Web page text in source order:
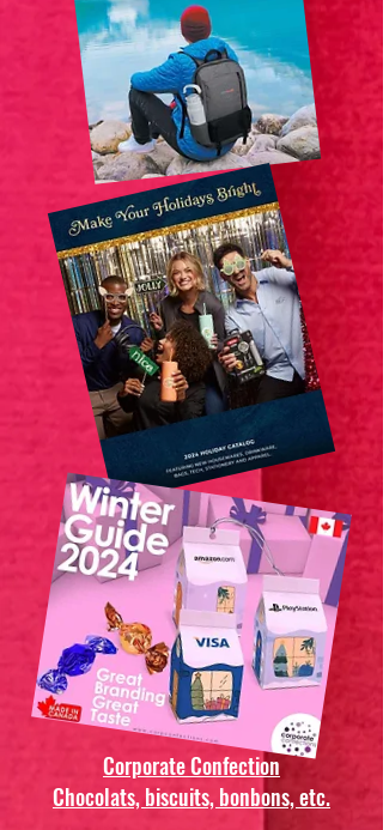
Corporate Confection
Chocolats, biscuits, bonbons, etc.